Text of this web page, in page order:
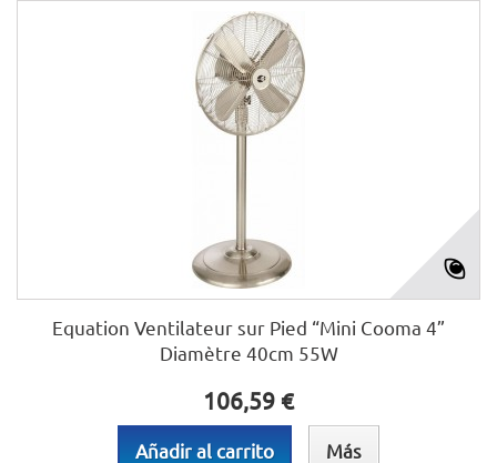
Equation Ventilateur sur Pied “Mini Cooma 4”
Diamètre 40cm 55W
106,59 €
Añadir al carrito Más